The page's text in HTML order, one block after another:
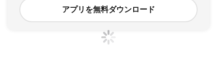
アプリを無料ダウンロード